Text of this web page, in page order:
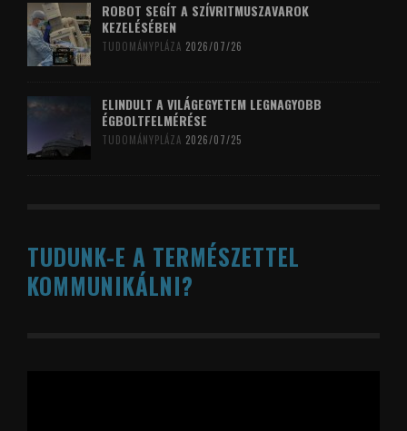
ROBOT SEGÍT A SZÍVRITMUSZAVAROK
KEZELÉSÉBEN
TUDOMÁNYPLÁZA 2026/07/26
ELINDULT A VILÁGEGYETEM LEGNAGYOBB
ÉGBOLTFELMÉRÉSE
TUDOMÁNYPLÁZA 2026/07/25
TUDUNK-E A TERMÉSZETTEL
KOMMUNIKÁLNI?